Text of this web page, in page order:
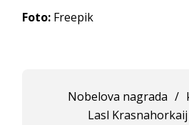
Foto: Freepik
Nobelova nagrada /
Lasl Krasnahorkaij